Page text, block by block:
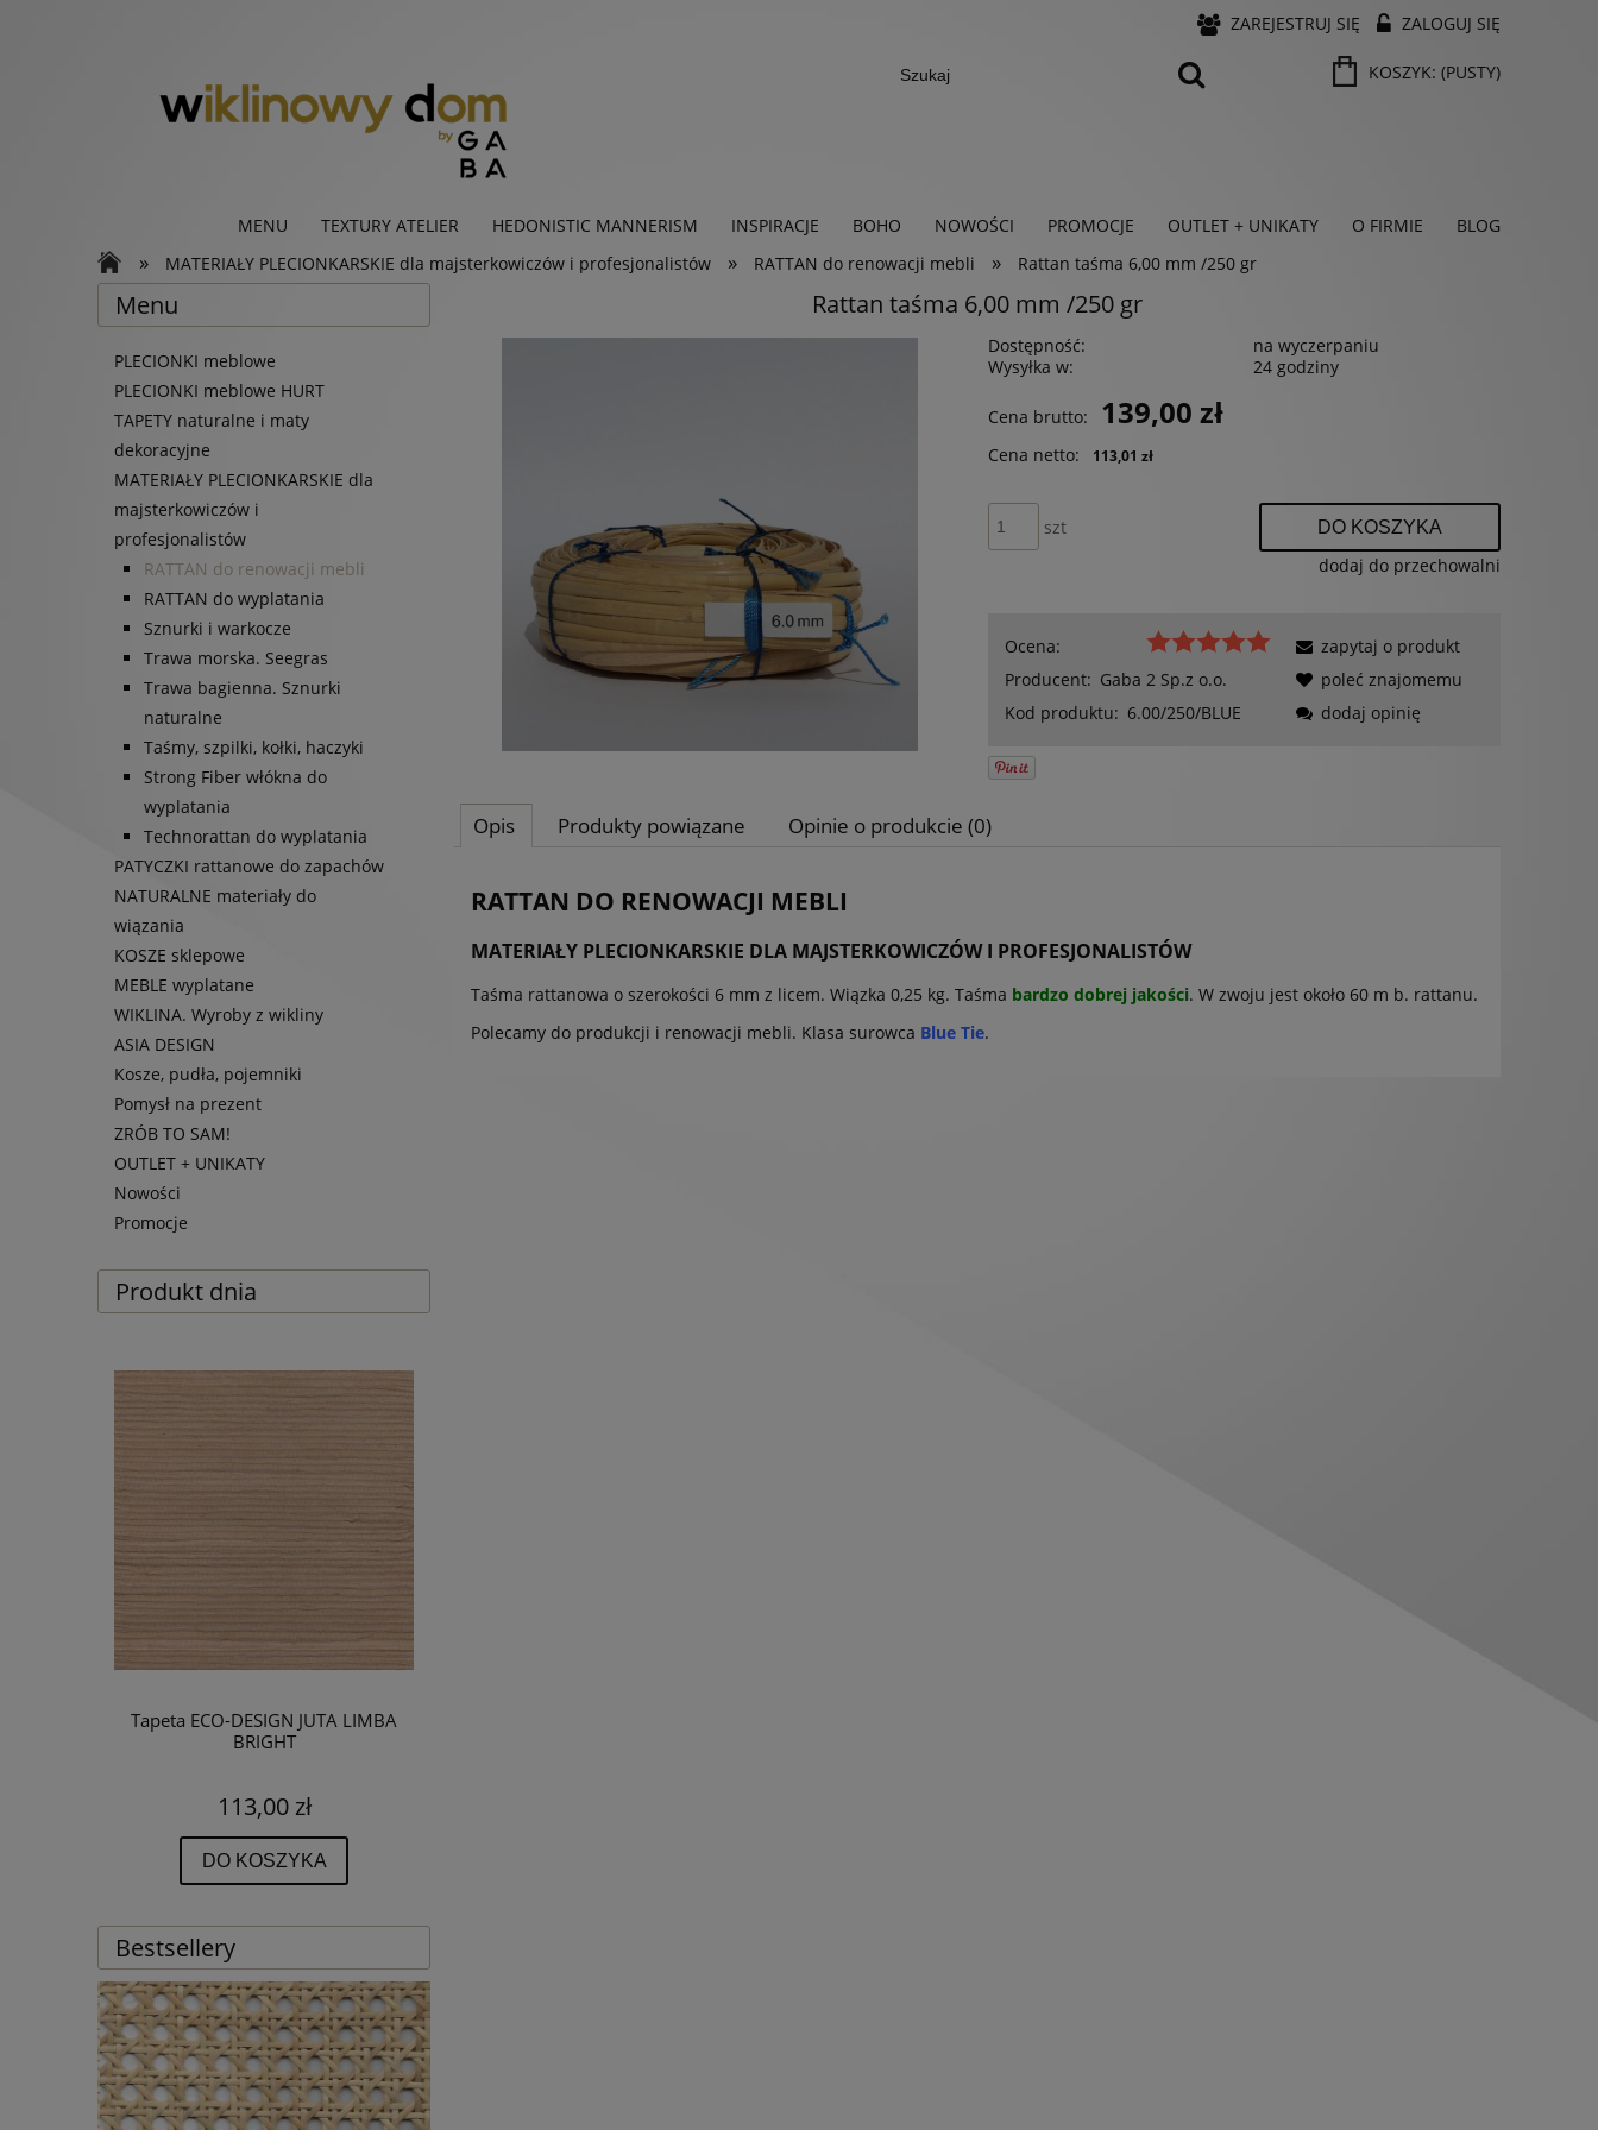
ZAREJESTRUJ SIĘ ZALOGUJ SIĘ
KOSZYK: (PUSTY)
MENU TEXTURY ATELIER HEDONISTIC MANNERISM INSPIRACJE BOHO NOWOŚCI PROMOCJE OUTLET + UNIKATY O FIRMIE BLOG
» MATERIAŁY PLECIONKARSKIE dla majsterkowiczów i profesjonalistów » RATTAN do renowacji mebli » Rattan taśma 6,00 mm /250 gr
Menu
PLECIONKI meblowe
PLECIONKI meblowe HURT
TAPETY naturalne i maty
dekoracyjne
MATERIAŁY PLECIONKARSKIE dla
majsterkowiczów i
profesjonalistów
RATTAN do renowacji mebli
RATTAN do wyplatania
Sznurki i warkocze
Trawa morska. Seegras
Trawa bagienna. Sznurki
naturalne
Taśmy, szpilki, kołki, haczyki
Strong Fiber włókna do
wyplatania
Technorattan do wyplatania
PATYCZKI rattanowe do zapachów
NATURALNE materiały do
wiązania
KOSZE sklepowe
MEBLE wyplatane
WIKLINA. Wyroby z wikliny
ASIA DESIGN
Kosze, pudła, pojemniki
Pomysł na prezent
ZRÓB TO SAM!
OUTLET + UNIKATY
Nowości
Promocje
Produkt dnia
Tapeta ECO-DESIGN JUTA LIMBA
BRIGHT
113,00 zł
DO KOSZYKA
Bestsellery
Rattan taśma 6,00 mm /250 gr
Dostępność:
na wyczerpaniu
Wysyłka w:
24 godziny
Cena brutto: 139,00 zł
Cena netto: 113,01 zł
szt DO KOSZYKA
dodaj do przechowalni
Ocena:
Producent: Gaba 2 Sp.z o.o.
Kod produktu: 6.00/250/BLUE
zapytaj o produkt
poleć znajomemu
dodaj opinię
Opis Produkty powiązane Opinie o produkcie (0)
RATTAN DO RENOWACJI MEBLI
MATERIAŁY PLECIONKARSKIE DLA MAJSTERKOWICZÓW I PROFESJONALISTÓW
Taśma rattanowa o szerokości 6 mm z licem. Wiązka 0,25 kg. Taśma bardzo dobrej jakości. W zwoju jest około 60 m b. rattanu.
Polecamy do produkcji i renowacji mebli. Klasa surowca Blue Tie.